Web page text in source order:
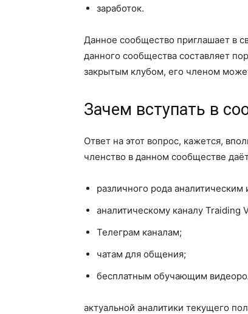
заработок.
Данное сообщество приглашает в
данного сообщества составляет
закрытым клубом, его членом
Зачем вступать в
Ответ на этот вопрос, кажется,
членство в данном сообществе
различного рода
аналитическому каналу Traiding
Телеграм каналам;
чатам для общения;
бесплатным обучающим
актуальной аналитики текущего